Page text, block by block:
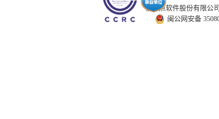
技术支持：国泰新点软件股份有限
闽公网安备